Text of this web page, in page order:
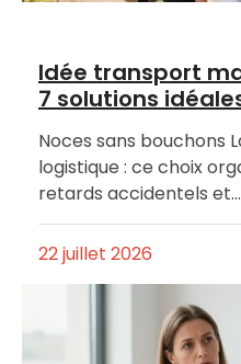
Idée transport
7 solutions
Noces sans bouchons
logistique : ce choix
retards accidentels et…
22 juillet 2026